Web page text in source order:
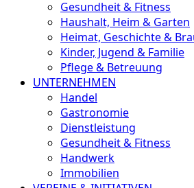
Gesundheit & Fitness
Haushalt, Heim & Garten
Heimat, Geschichte &
Kinder, Jugend & Familie
Pflege & Betreuung
UNTERNEHMEN
Handel
Gastronomie
Dienstleistung
Gesundheit & Fitness
Handwerk
Immobilien